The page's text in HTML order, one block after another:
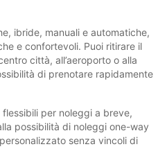
ibride, manuali e automatiche,
e confortevoli. Puoi ritirare il
città, all’aeroporto o alla
di prenotare rapidamente
per noleggi a breve,
possibilità di noleggi one-way
senza vincoli di